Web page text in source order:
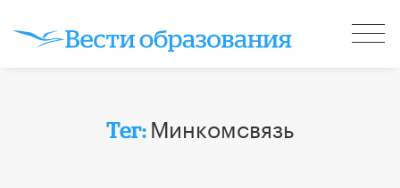
Тег: Минкомсвязь